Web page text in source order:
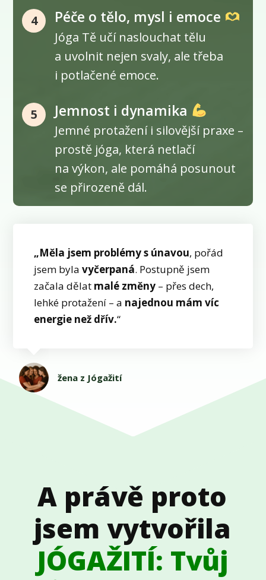
4 Péče o tělo, mysl i emoce
Jóga Tě učí naslouchat tělu
a uvolnit nejen svaly, ale třeba
i potlačené emoce.
5 Jemnost i dynamika
Jemné protažení i silovější praxe –
prostě jóga, která netlačí
na výkon, ale pomáhá posunout
se přirozeně dál.
„Měla jsem problémy s únavou, pořád
jsem bylavyčerpaná. Postupně jsem
začala dělat malé změny – přes dech,
lehké protažení – a najednou mám víc
energie než dřív.“
žena z Jógažití
A právě proto
jsem vytvořila
JÓGAŽITÍ: Tvůj